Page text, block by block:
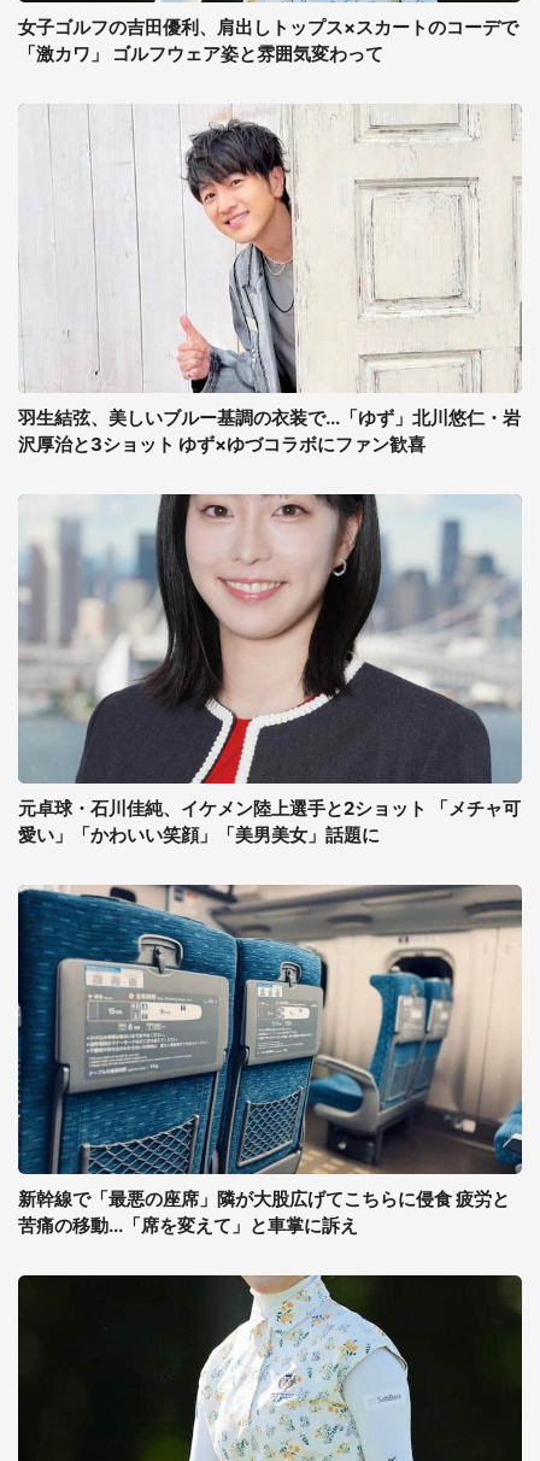
女子ゴルフの吉田優利、肩出しトップス×スカートのコーデで
「激カワ」 ゴルフウェア姿と雰囲気変わって
羽生結弦、美しいブルー基調の衣装で...「ゆず」北川悠仁・岩
沢厚治と3ショット ゆず×ゆづコラボにファン歓喜
元卓球・石川佳純、イケメン陸上選手と2ショット 「メチャ可
愛い」「かわいい笑顔」「美男美女」話題に
新幹線で「最悪の座席」隣が大股広げてこちらに侵食 疲労と
苦痛の移動...「席を変えて」と車掌に訴え